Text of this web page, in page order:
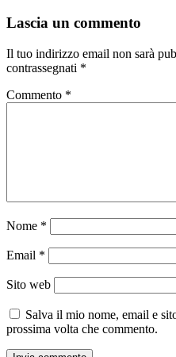
Lascia un commento
Il tuo indirizzo email non sarà
contrassegnati *
Commento *
Nome *
Email *
Sito web
Salva il mio nome, email e
prossima volta che commento.